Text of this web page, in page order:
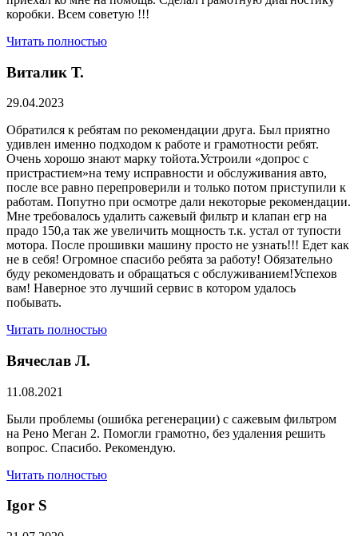
коробки. Всем советую !!!
Читать полностью
Виталик Т.
29.04.2023
Обратился к ребятам по рекомендации друга. Был приятно
удивлен именно подходом к работе и грамотности ребят.
Очень хорошо знают марку тойота.Устроили «допрос с
пристрастием»на тему исправности и обслуживания авто,
после все равно перепроверили и только потом приступили к
работам. Попутно при осмотре дали некоторые рекомендации.
Мне требовалось удалить сажевый фильтр и клапан егр на
прадо 150,а так же увеличить мощность т.к. устал от тупости
мотора. После прошивки машину просто не узнать!!! Едет как
не в себя! Огромное спасибо ребята за работу! Обязательно
буду рекомендовать и обращаться с обслуживанием!Успехов
вам! Наверное это лучший сервис в котором удалось
побывать.
Читать полностью
Вячеслав Л.
11.08.2021
Были проблемы (ошибка регенерации) с сажевым фильтром
на Рено Меган 2. Помогли грамотно, без удаления решить
вопрос. Спасибо. Рекомендую.
Читать полностью
​Igor S